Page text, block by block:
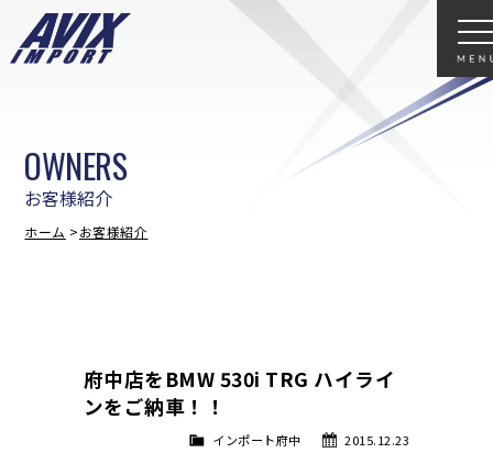
お客様紹介
OWNERS
ホーム お客様紹介
府中店をBMW 530i TRG ハイライ
ンをご納車！！
2015.12.23
インポート府中